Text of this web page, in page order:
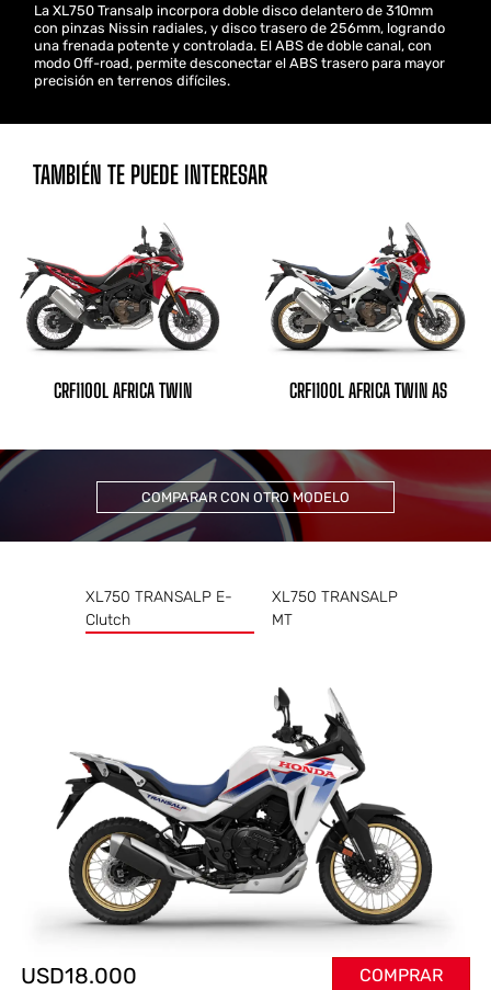
La XL750 Transalp incorpora doble disco delantero de 310mm
con pinzas Nissin radiales, y disco trasero de 256mm, logrando
una frenada potente y controlada. El ABS de doble canal, con
modo Off-road, permite desconectar el ABS trasero para mayor
precisión en terrenos difíciles.
TAMBIÉN TE PUEDE INTERESAR
CRF1100L AFRICA TWIN CRF1100L AFRICA TWIN AS
COMPARAR CON OTRO MODELO
XL750 TRANSALP E-
Clutch
XL750 TRANSALP
MT
USD18.000 COMPRAR